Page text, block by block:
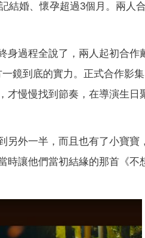
結婚、懷孕超過3個月。兩人
身過程全說了，兩人起初合作
鏡到底的實力。正式合作影
才慢慢找到節奏，在導演生日
另外一半，而且也有了小寶寶
時讓他們當初結緣的那首《不